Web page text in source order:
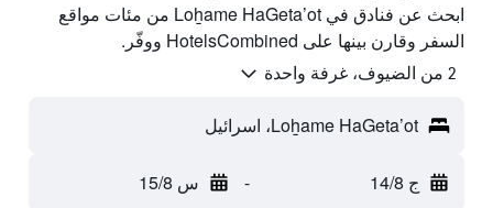
ابحث عن فنادق في Loẖame HaGeta’ot من مئات مواقع
السفر وقارن بينها على HotelsCombined ووفّر.
2 من الضيوف، غرفة واحدة
Loẖame HaGeta’ot، اسرائيل
ج 14/8 - س 15/8